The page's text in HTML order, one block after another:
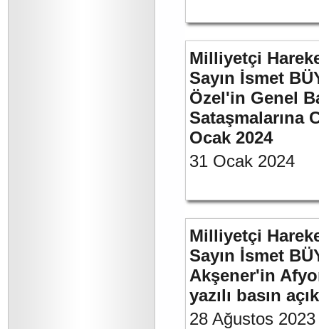
Milliyetçi
Sayın İsmet
Özel'in Genel
Sataşmalarına
Ocak 2024
31 Ocak 2024
Milliyetçi
Sayın İsmet
Akşener'in
yazılı basın
28 Ağustos 2023